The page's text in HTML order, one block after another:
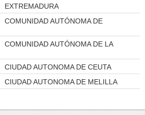
EXTREMADURA
COMUNIDAD AUTÓNOMA DE
COMUNIDAD AUTÓNOMA DE LA
CIUDAD AUTONOMA DE CEUTA
CIUDAD AUTONOMA DE MELILLA